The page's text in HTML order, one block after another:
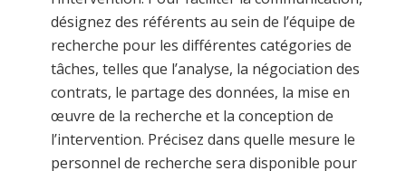
désignez des référents au sein de l’équipe de
recherche pour les différentes catégories de
tâches, telles que l’analyse, la négociation des
contrats, le partage des données, la mise en
œuvre de la recherche et la conception de
l’intervention. Précisez dans quelle mesure le
personnel de recherche sera disponible pour